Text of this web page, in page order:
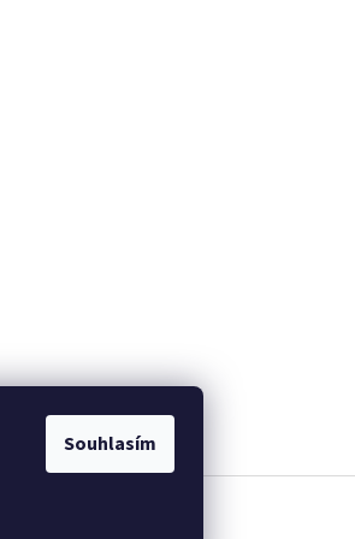
Souhlasím